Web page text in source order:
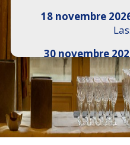
18 novembre
30 novembre
Rives » I
7 décembre 2026 :
18h30 à 21h,
Cercle National